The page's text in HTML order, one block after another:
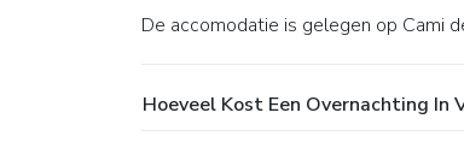
De accomodatie is gelegen op Cami
Hoeveel Kost Een Overnachting In